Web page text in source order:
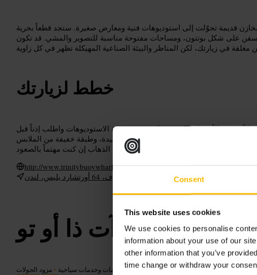
Consent
This website uses cookies
We use cookies to personalise
information about your use of our
other information that you’ve
time change or withdraw your
قديمة تحوّلت إلى استوديوهات فنية ومعارض صغيرة. ستجد قطعاً بحرية
على شكل بونتون، ومساحات مفتوحة مناسبة للتصوير والمشي. قد تكون
خطط لزيارتك
الأرصفة والأرضيات الحجرية. احترم خصوصية الاستوديوهات واطلب إذناً قبل
كاميرا وعدسات متنوعة للقطات قريبة وبعيدة، وطبقة خفيفة من الملابس
http://www.trinitybuoywharf.com/
ترينيتي بوي وورف، 64 أورتشارد بليس، لندن E14 0JW، المملكة المتحدة
أب آت ذا أو تو
الطلق• نقطة مشاهدة خلابة• السفر والنقل•معلومات وخدمات سياحية • مزود الجولات